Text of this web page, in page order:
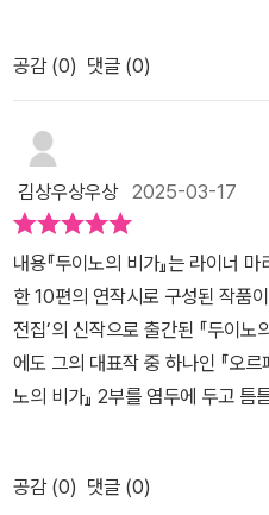
서 마치 한 겹 한 겹 광채만으로
그러나 너의 꽃잎 하나하나는 모
상이다.기계는 생명, - 자기가 가
같은 결단으로 정돈하고 만들어
을 때의 기계 역시 인간의 삶(직업
였겠지만, AI 시대를 맞이하는 현
라보는 릴케의 능력이었음이 드
철학 그 모든 분야를 넘나들며 경
한 시집 <두이노의 비가> 그때도
집이다.
시가의 한 갈래’ 이다. 제목을 보
시작했다. 읽다보면 슬픈 시라는
느낌들이 있다. 시를 잘 이해하는
이 많아서 뒤에 주석을 많이 참고
가 도대체 우리를 돌려놓았기에
자세를 갖게 되었는가? 그가,골짜
덕 위에서 몸을 돌려 멈추고 머뭇
제나 작별한다.시의 구절마다 좋
내려갔다. 제10비가P.57 그리고
감동을 느끼리라,우리를 거의 당
이 책에서 개인 적으로 좋았던 부
다. 앞에 시들보다 좀더 짧은 시들
에 남았던 것 같다. 마지막에 훌
부분은 두이노의 비가에 대해서
공감 (0) 댓글 (0)
김상우상우상2025-03-17
내용『두이노의 비가』는 라이너
한 10편의 연작시로 구성된 작품
전집’의 신작으로 출간된 『두이노
에도 그의 대표작 중 하나인 『오르
노의 비가』 2부를 염두에 두고 틈
은들, 들어주겠는가, 천사들의 질
비가』는 ‘천사’로 비유되는 존재
공감 (0) 댓글 (0)